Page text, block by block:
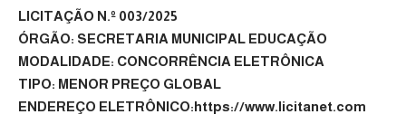
LICITAÇÃO N.º 003/2025
ÓRGÃO: SECRETARIA MUNICIPAL EDUCAÇÃO
MODALIDADE: CONCORRÊNCIA ELETRÔNICA
TIPO: MENOR PREÇO GLOBAL
ENDEREÇO ELETRÔNICO:https://www.licitanet.com